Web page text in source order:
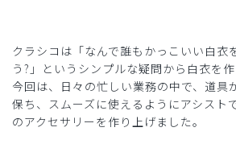
クラシコは「なんで誰もかっこいい白衣
う?」というシンプルな疑問から白衣を作
今回は、日々の忙しい業務の中で、道具
保ち、スムーズに使えるようにアシスト
のアクセサリーを作り上げました。